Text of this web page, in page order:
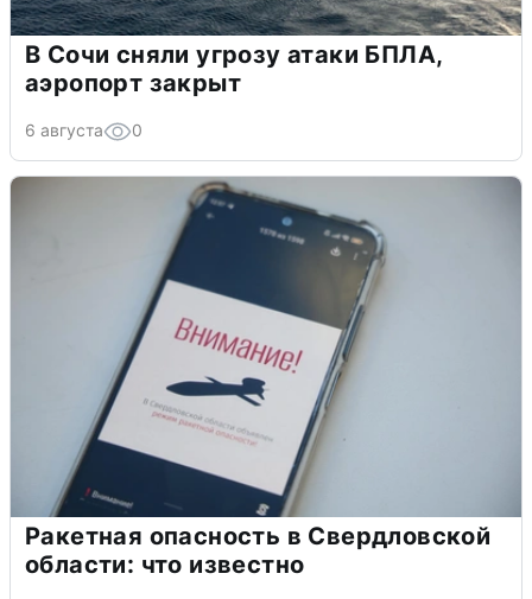
В Сочи сняли угрозу атаки БПЛА,
аэропорт закрыт
6 августа 0
Ракетная опасность в Свердловской
области: что известно